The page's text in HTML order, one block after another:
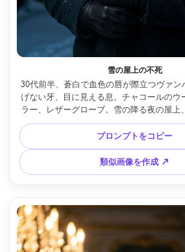
雪の屋上の不死
30代前半、蒼白で血色の唇が際立つヴァン
げない牙、目に見える息。チャコールのウ
ラー、レザーグローブ。雪の降る夜の屋上
冷たい青色の月光にソフトなリムライトと
光。Sony A1、135mm f/2、タイトなヘッ
の高さ、静かで幽玄なムード。自然な毛穴
解像度、シャープ、映画的な寒色グレー
プロンプトをコピー
類似画像を作成 ↗